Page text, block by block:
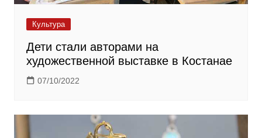
Культура
Дети стали авторами на
художественной выставке в Костанае
07/10/2022